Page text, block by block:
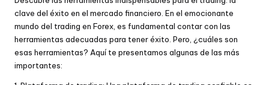
clave del éxito en el mercado financiero. En el emocionante
mundo del trading en Forex, es fundamental contar con las
herramientas adecuadas para tener éxito. Pero, ¿cuáles son
esas herramientas? Aquí te presentamos algunas de las más
importantes: